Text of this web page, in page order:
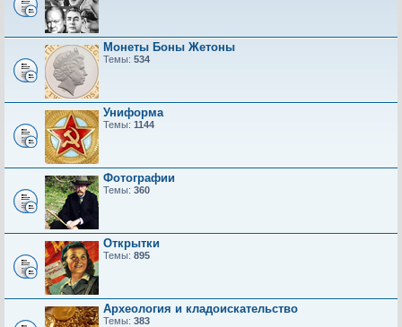
Монеты Боны Жетоны
Темы: 534
Униформа
Темы: 1144
Фотографии
Темы: 360
Открытки
Темы: 895
Археология и кладоискательство
Темы: 383